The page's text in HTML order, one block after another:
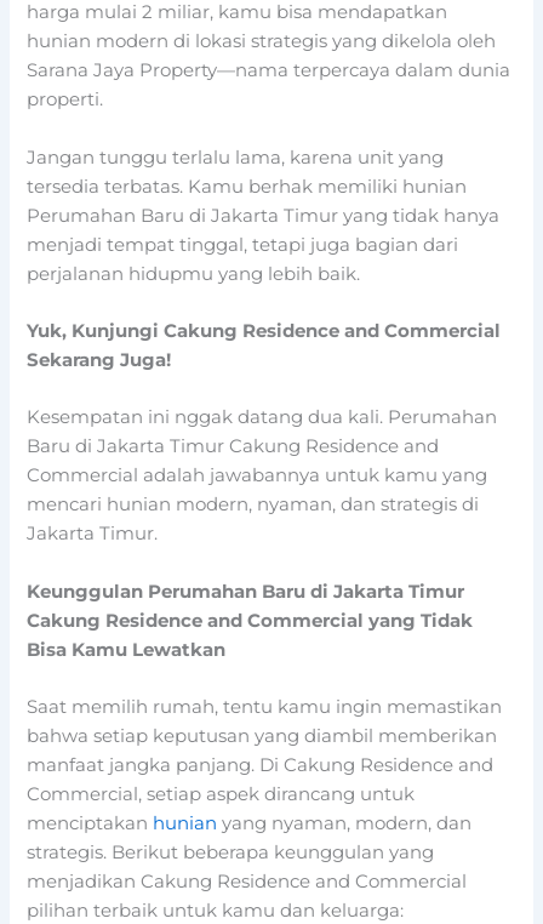
harga mulai 2 miliar, kamu bisa mendapatkan
hunian modern di lokasi strategis yang dikelola oleh
Sarana Jaya Property—nama terpercaya dalam dunia
properti.
Jangan tunggu terlalu lama, karena unit yang
tersedia terbatas. Kamu berhak memiliki hunian
Perumahan Baru di Jakarta Timur yang tidak hanya
menjadi tempat tinggal, tetapi juga bagian dari
perjalanan hidupmu yang lebih baik.
Yuk, Kunjungi Cakung Residence and Commercial
Sekarang Juga!
Kesempatan ini nggak datang dua kali. Perumahan
Baru di Jakarta Timur Cakung Residence and
Commercial adalah jawabannya untuk kamu yang
mencari hunian modern, nyaman, dan strategis di
Jakarta Timur.
Keunggulan Perumahan Baru di Jakarta Timur
Cakung Residence and Commercial yang Tidak
Bisa Kamu Lewatkan
Saat memilih rumah, tentu kamu ingin memastikan
bahwa setiap keputusan yang diambil memberikan
manfaat jangka panjang. Di Cakung Residence and
Commercial, setiap aspek dirancang untuk
menciptakan hunian yang nyaman, modern, dan
strategis. Berikut beberapa keunggulan yang
menjadikan Cakung Residence and Commercial
pilihan terbaik untuk kamu dan keluarga: